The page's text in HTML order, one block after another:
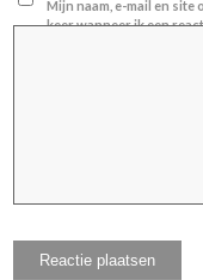
Mijn naam, e-mail en
keer wanneer ik een